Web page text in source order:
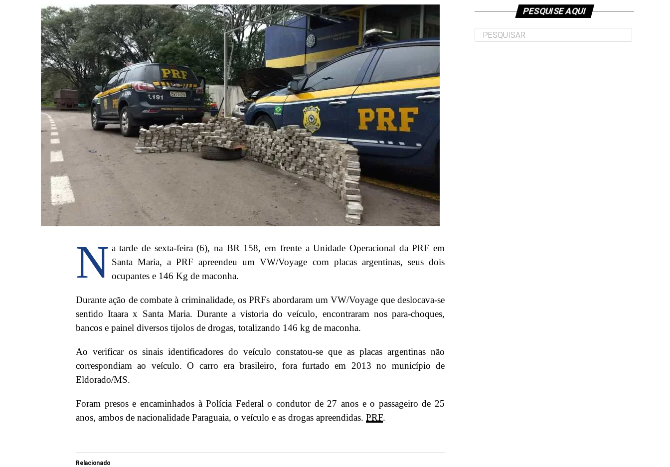
N a tarde de sexta-feira (6), na BR 158, em frente a Unidade Operacional da PRF em
Santa Maria, a PRF apreendeu um VW/Voyage com placas argentinas, seus dois
ocupantes e 146 Kg de maconha.
Durante ação de combate à criminalidade, os PRFs abordaram um VW/Voyage que deslocava-se
sentido Itaara x Santa Maria. Durante a vistoria do veículo, encontraram nos para-choques,
bancos e painel diversos tijolos de drogas, totalizando 146 kg de maconha.
Ao verificar os sinais identificadores do veículo constatou-se que as placas argentinas não
correspondiam ao veículo. O carro era brasileiro, fora furtado em 2013 no município de
Eldorado/MS.
Foram presos e encaminhados à Polícia Federal o condutor de 27 anos e o passageiro de 25
anos, ambos de nacionalidade Paraguaia, o veículo e as drogas apreendidas. PRF.
Relacionado
PESQUISE AQUI